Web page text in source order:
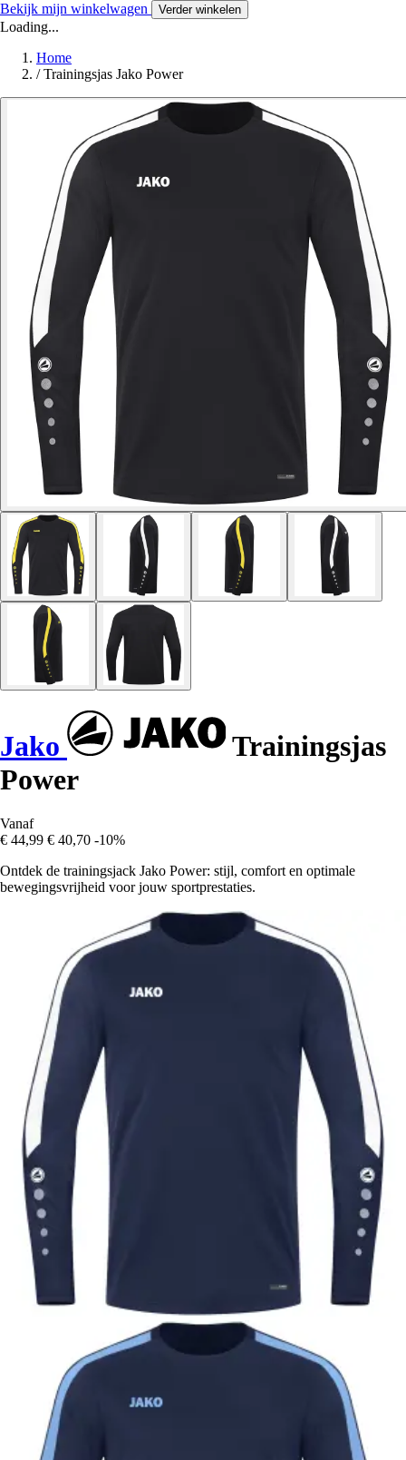
Bekijk mijn winkelwagen Verder winkelen
Loading...
Home
/ Trainingsjas Jako Power
Jako
Trainingsjas
Power
Vanaf
€ 44,99 € 40,70 -10%
Ontdek de trainingsjack Jako Power: stijl, comfort en optimale
bewegingsvrijheid voor jouw sportprestaties.